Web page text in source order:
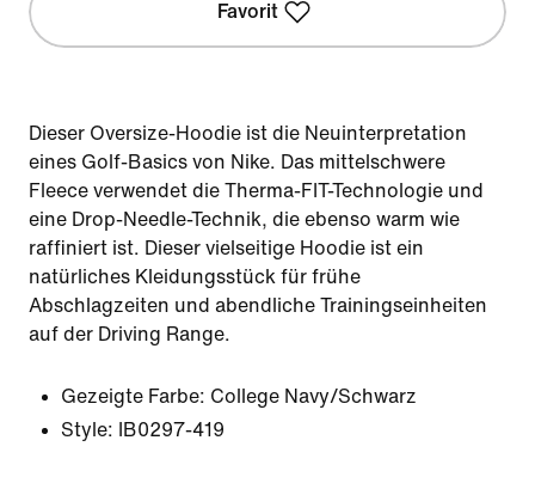
Favorit
Dieser Oversize-Hoodie ist die Neuinterpretation
eines Golf-Basics von Nike. Das mittelschwere
Fleece verwendet die Therma-FIT-Technologie und
eine Drop-Needle-Technik, die ebenso warm wie
raffiniert ist. Dieser vielseitige Hoodie ist ein
natürliches Kleidungsstück für frühe
Abschlagzeiten und abendliche Trainingseinheiten
auf der Driving Range.
Gezeigte Farbe: College Navy/Schwarz
Style:
IB0297-419